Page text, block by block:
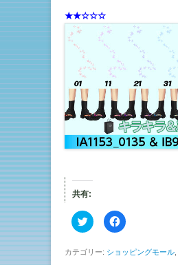
★★☆☆☆
共有:
ク
リ
し
F
a
b
カテゴリー: ショッピングモール